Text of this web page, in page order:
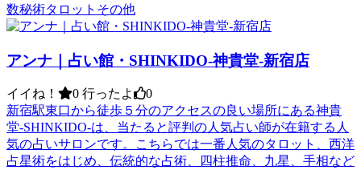
数秘術タロット その他
アンナ｜占い館・SHINKIDO-神貴堂-新宿店
イイね！ 0 行ったよ
0
新宿駅東口から徒歩５分のアクセスの良い場所にある神貴
堂-SHINKIDO-は、当たると評判の人気占い師が在籍する人
気の占いサロンです。こちらでは一番人気のタロット、西洋
占星術をはじめ、伝統的な占術、四柱推命、九星、手相など